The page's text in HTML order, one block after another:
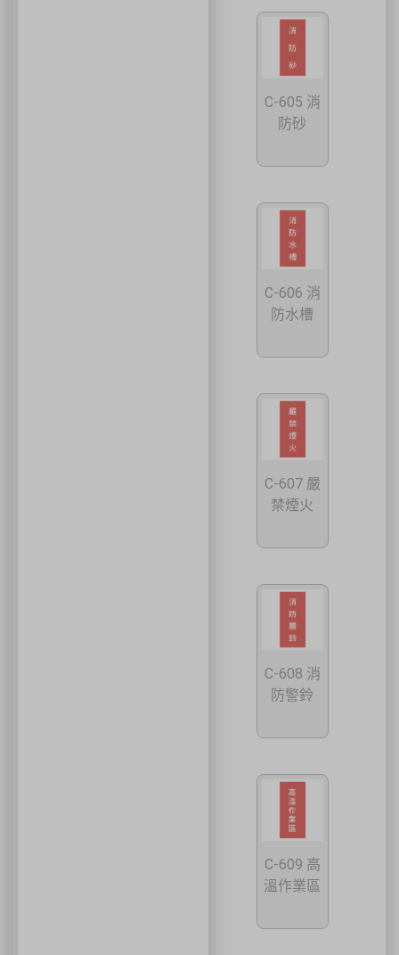
C-605 消
防砂
C-606 消
防水槽
C-607 嚴
禁煙火
C-608 消
防警鈴
C-609 高
溫作業區